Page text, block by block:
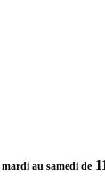
mardi au samedi de